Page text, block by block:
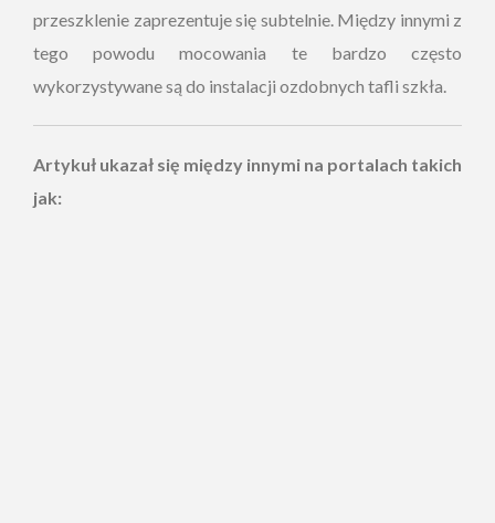
przeszklenie zaprezentuje się subtelnie. Między innymi z
tego powodu mocowania te bardzo często
wykorzystywane są do instalacji ozdobnych tafli szkła.
Artykuł ukazał się między innymi na portalach takich
jak: